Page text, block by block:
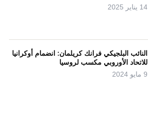
14 يناير 2025
النائب البلجيكي فرانك كريلمان: انضمام أوكرانيا
للاتحاد الأوروبي مكسب لروسيا
9 مايو 2024